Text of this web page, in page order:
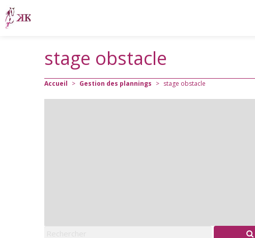
stage obstacle
Accueil > Gestion des plannings > stage obstacle